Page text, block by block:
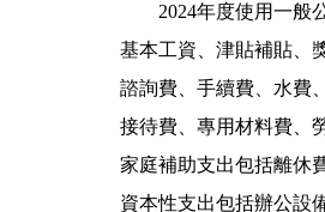
2024年度使用一般
基本工資、津貼補貼、
諮詢費、手續費、水費
接待費、專用材料費、
家庭補助支出包括離休
資本性支出包括辦公設